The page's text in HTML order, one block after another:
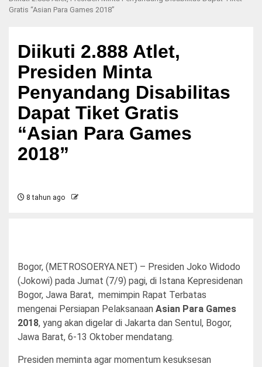
Gratis “Asian Para Games 2018”
Diikuti 2.888 Atlet,
Presiden Minta
Penyandang Disabilitas
Dapat Tiket Gratis
“Asian Para Games
2018”
8 tahun ago
Bogor, (METROSOERYA.NET) – Presiden Joko Widodo
(Jokowi) pada Jumat (7/9) pagi, di Istana Kepresidenan
Bogor, Jawa Barat, memimpin Rapat Terbatas
mengenai Persiapan Pelaksanaan Asian Para Games
2018, yang akan digelar di Jakarta dan Sentul, Bogor,
Jawa Barat, 6-13 Oktober mendatang.
Presiden meminta agar momentum kesuksesan